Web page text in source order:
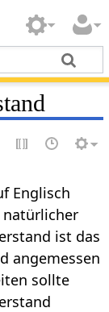
Englisch
natürlicher
ist das
angemessen
sollte